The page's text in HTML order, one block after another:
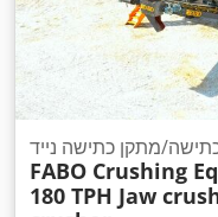
מתקן כתישה נייד
FABO Crushing
180 TPH Jaw